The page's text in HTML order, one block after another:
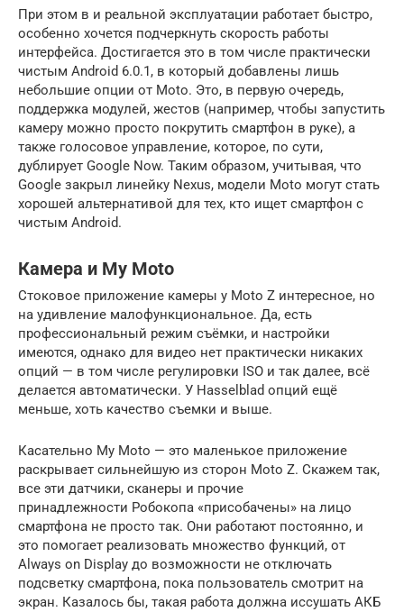
При этом в и реальной эксплуатации работает быстро,
особенно хочется подчеркнуть скорость работы
интерфейса. Достигается это в том числе практически
чистым Android 6.0.1, в который добавлены лишь
небольшие опции от Moto. Это, в первую очередь,
поддержка модулей, жестов (например, чтобы запустить
камеру можно просто покрутить смартфон в руке), а
также голосовое управление, которое, по сути,
дублирует Google Now. Таким образом, учитывая, что
Google закрыл линейку Nexus, модели Moto могут стать
хорошей альтернативой для тех, кто ищет смартфон с
чистым Android.
Камера и My Moto
Стоковое приложение камеры у Moto Z интересное, но
на удивление малофункциональное. Да, есть
профессиональный режим съёмки, и настройки
имеются, однако для видео нет практически никаких
опций — в том числе регулировки ISO и так далее, всё
делается автоматически. У Hasselblad опций ещё
меньше, хоть качество съемки и выше.
Касательно My Moto — это маленькое приложение
раскрывает сильнейшую из сторон Moto Z. Скажем так,
все эти датчики, сканеры и прочие
принадлежности Робокопа «присобачены» на лицо
смартфона не просто так. Они работают постоянно, и
это помогает реализовать множество функций, от
Always on Display до возможности не отключать
подсветку смартфона, пока пользователь смотрит на
экран. Казалось бы, такая работа должна иссушать АКБ